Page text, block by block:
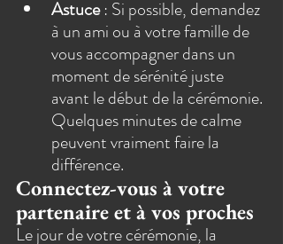
Astuce : Si possible, demandez
à un ami ou à votre famille de
vous accompagner dans un
moment de sérénité juste
avant le début de la cérémonie.
Quelques minutes de calme
peuvent vraiment faire la
différence.
Connectez-vous à votre
partenaire et à vos proches
Le jour de votre cérémonie, la